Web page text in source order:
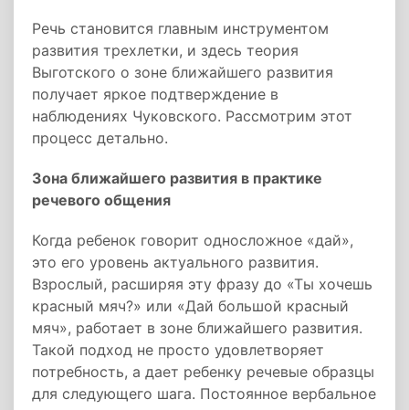
Речь становится главным инструментом
развития трехлетки, и здесь теория
Выготского о зоне ближайшего развития
получает яркое подтверждение в
наблюдениях Чуковского. Рассмотрим этот
процесс детально.
Зона ближайшего развития в практике
речевого общения
Когда ребенок говорит односложное «дай»,
это его уровень актуального развития.
Взрослый, расширяя эту фразу до «Ты хочешь
красный мяч?» или «Дай большой красный
мяч», работает в зоне ближайшего развития.
Такой подход не просто удовлетворяет
потребность, а дает ребенку речевые образцы
для следующего шага. Постоянное вербальное